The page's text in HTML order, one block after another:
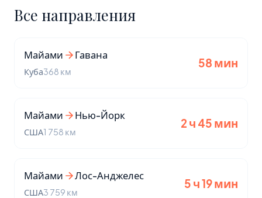
Все направления
Майами Гавана
Куба368 км
58 мин
Майами Нью-Йорк
США1 758 км
2 ч 45 мин
Майами Лос-Анджелес
США3 759 км
5 ч 19 мин